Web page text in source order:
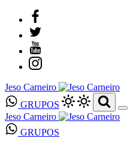
Jeso Carneiro
GRUPOS
Jeso Carneiro
GRUPOS